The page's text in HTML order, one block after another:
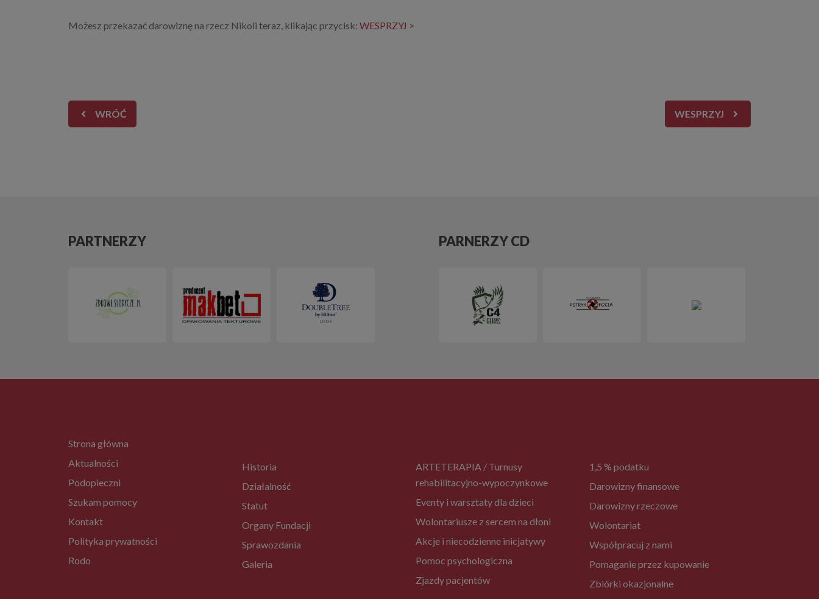
Możesz przekazać darowiznę na rzecz Nikoli teraz, klikając przycisk: WESPRZYJ >
WRÓĆ WESPRZYJ
PARTNERZY PARNERZY CD
Strona główna
Aktualności
Podopieczni
Szukam pomocy
Kontakt
Polityka prywatności
Rodo
Historia
Działalność
Statut
Organy Fundacji
Sprawozdania
Galeria
ARTETERAPIA / Turnusy
rehabilitacyjno-wypoczynkowe
Eventy i warsztaty dla dzieci
Wolontariusze z sercem na dłoni
Akcje i niecodzienne inicjatywy
Pomoc psychologiczna
Zjazdy pacjentów
1,5 % podatku
Darowizny finansowe
Darowizny rzeczowe
Wolontariat
Współpracuj z nami
Pomaganie przez kupowanie
Zbiórki okazjonalne